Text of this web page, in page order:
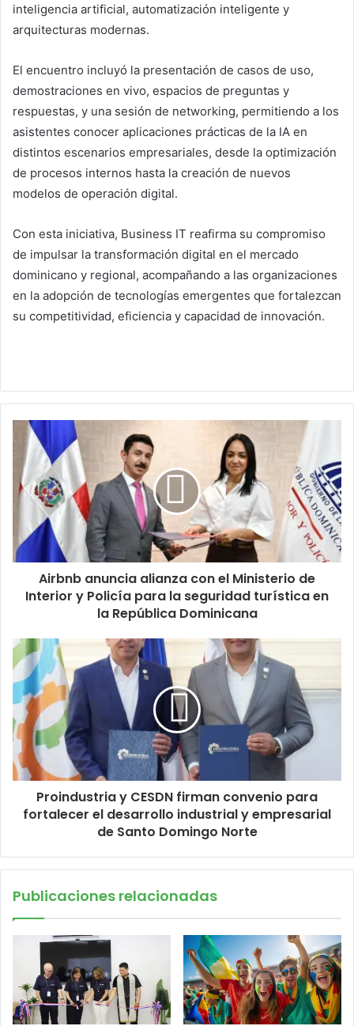
inteligencia artificial, automatización inteligente y
arquitecturas modernas.
El encuentro incluyó la presentación de casos de uso,
demostraciones en vivo, espacios de preguntas y
respuestas, y una sesión de networking, permitiendo a los
asistentes conocer aplicaciones prácticas de la IA en
distintos escenarios empresariales, desde la optimización
de procesos internos hasta la creación de nuevos
modelos de operación digital.
Con esta iniciativa, Business IT reafirma su compromiso
de impulsar la transformación digital en el mercado
dominicano y regional, acompañando a las organizaciones
en la adopción de tecnologías emergentes que fortalezcan
su competitividad, eficiencia y capacidad de innovación.
Airbnb anuncia alianza con el Ministerio de
Interior y Policía para la seguridad turística en
la República Dominicana
Proindustria y CESDN firman convenio para
fortalecer el desarrollo industrial y empresarial
de Santo Domingo Norte
Publicaciones relacionadas